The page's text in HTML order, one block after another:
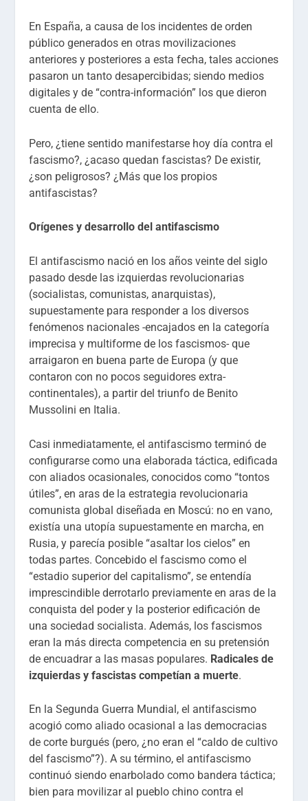
En España, a causa de los incidentes de orden
público generados en otras movilizaciones
anteriores y posteriores a esta fecha, tales acciones
pasaron un tanto desapercibidas; siendo medios
digitales y de “contra-información” los que dieron
cuenta de ello.
Pero, ¿tiene sentido manifestarse hoy día contra el
fascismo?, ¿acaso quedan fascistas? De existir,
¿son peligrosos? ¿Más que los propios
antifascistas?
Orígenes y desarrollo del antifascismo
El antifascismo nació en los años veinte del siglo
pasado desde las izquierdas revolucionarias
(socialistas, comunistas, anarquistas),
supuestamente para responder a los diversos
fenómenos nacionales -encajados en la categoría
imprecisa y multiforme de los fascismos- que
arraigaron en buena parte de Europa (y que
contaron con no pocos seguidores extra-
continentales), a partir del triunfo de Benito
Mussolini en Italia.
Casi inmediatamente, el antifascismo terminó de
configurarse como una elaborada táctica, edificada
con aliados ocasionales, conocidos como “tontos
útiles”, en aras de la estrategia revolucionaria
comunista global diseñada en Moscú: no en vano,
existía una utopía supuestamente en marcha, en
Rusia, y parecía posible “asaltar los cielos” en
todas partes. Concebido el fascismo como el
“estadio superior del capitalismo”, se entendía
imprescindible derrotarlo previamente en aras de la
conquista del poder y la posterior edificación de
una sociedad socialista. Además, los fascismos
eran la más directa competencia en su pretensión
de encuadrar a las masas populares. Radicales de
izquierdas y fascistas competían a muerte.
En la Segunda Guerra Mundial, el antifascismo
acogió como aliado ocasional a las democracias
de corte burgués (pero, ¿no eran el “caldo de cultivo
del fascismo”?). A su término, el antifascismo
continuó siendo enarbolado como bandera táctica;
bien para movilizar al pueblo chino contra el